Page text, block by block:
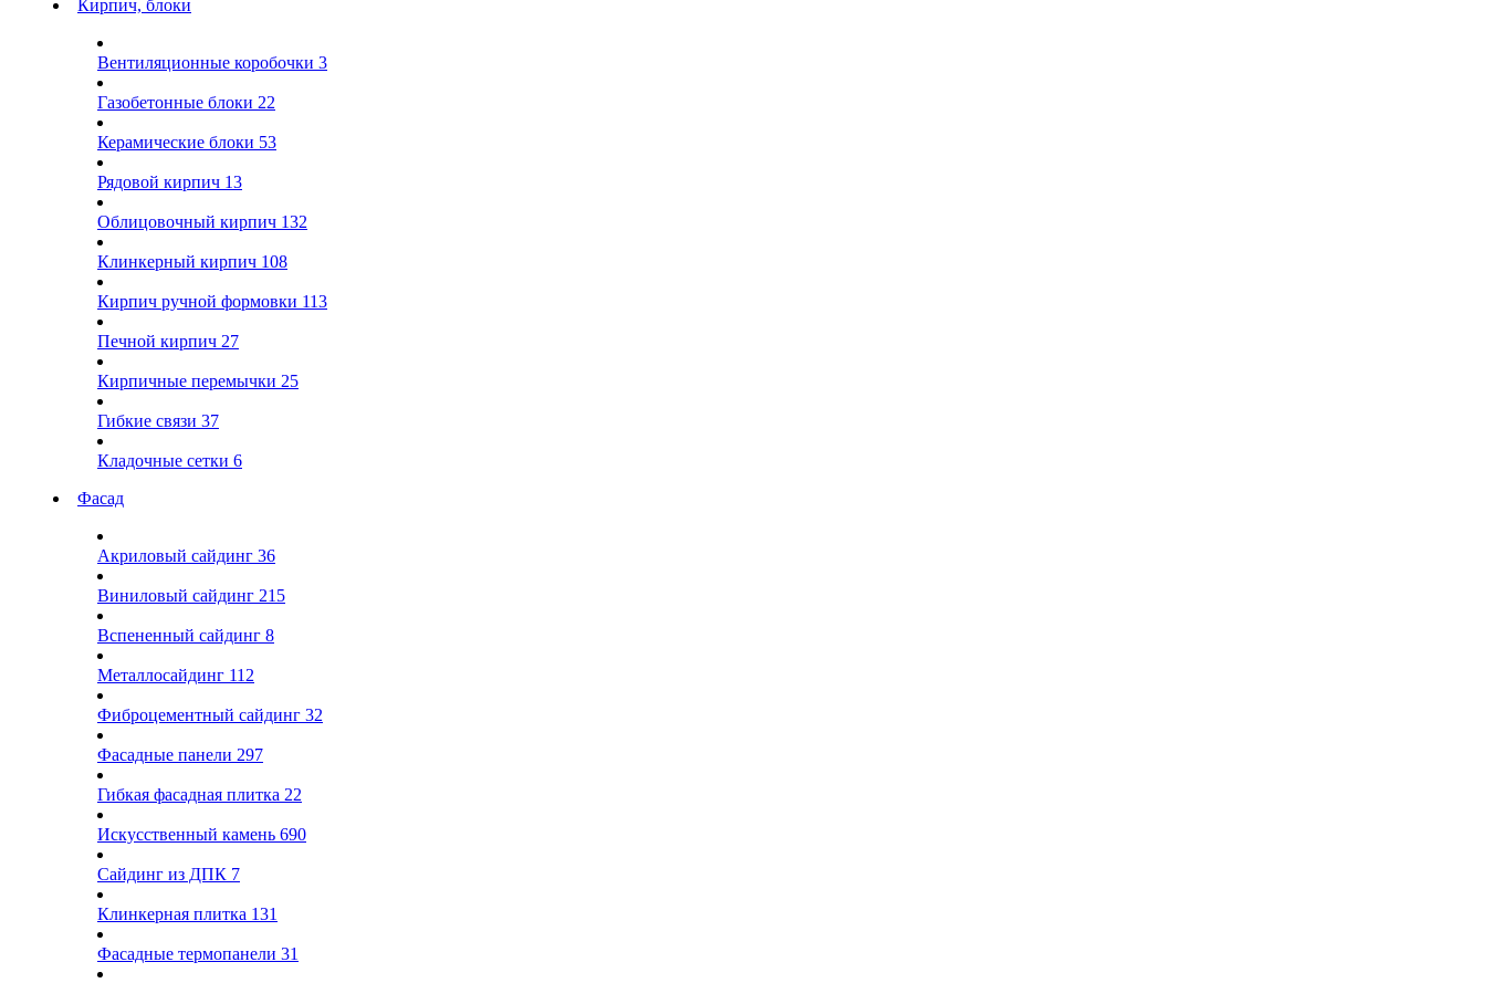
Кирпич, блоки
Вентиляционные коробочки 3
Газобетонные блоки 22
Керамические блоки 53
Рядовой кирпич 13
Облицовочный кирпич 132
Клинкерный кирпич 108
Кирпич ручной формовки 113
Печной кирпич 27
Кирпичные перемычки 25
Гибкие связи 37
Кладочные сетки 6
Фасад
Акриловый сайдинг 36
Виниловый сайдинг 215
Вспененный сайдинг 8
Металлосайдинг 112
Фиброцементный сайдинг 32
Фасадные панели 297
Гибкая фасадная плитка 22
Искусственный камень 690
Сайдинг из ДПК 7
Клинкерная плитка 131
Фасадные термопанели 31